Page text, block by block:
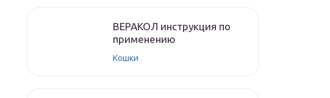
ВЕРАКОЛ инструкция по
применению
Кошки